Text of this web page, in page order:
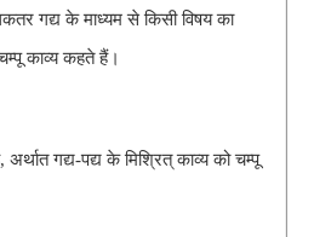
गद्य के माध्यम से किसी विषय का
काव्य कहते हैं।
गद्य-पद्य के मिश्रित् काव्य को चम्पू